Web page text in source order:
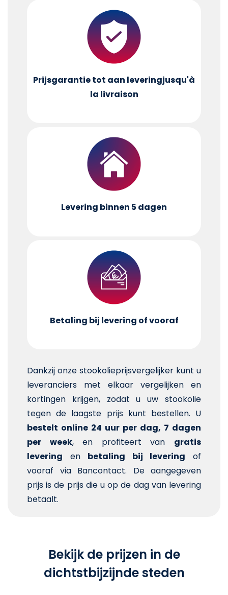
Prijsgarantie tot aan leveringjusqu'à
la livraison
Levering binnen 5 dagen
Betaling bij levering of vooraf
Dankzij onze stookolieprijsvergelijker kunt u
leveranciers met elkaar vergelijken en
kortingen krijgen, zodat u uw stookolie
tegen de laagste prijs kunt bestellen. U
bestelt online 24 uur per dag, 7 dagen
per week, en profiteert van gratis
levering en betaling bij levering of
vooraf via Bancontact. De aangegeven
prijs is de prijs die u op de dag van levering
betaalt.
Bekijk de prijzen in de
dichtstbijzijnde steden